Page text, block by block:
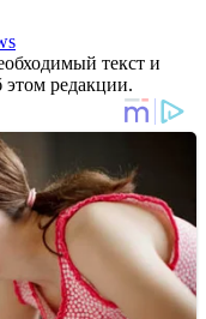
текст и
редакции.